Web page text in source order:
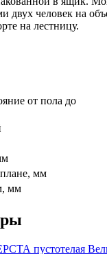
двух человек на
на лестницу.
от пола до
мм
мм